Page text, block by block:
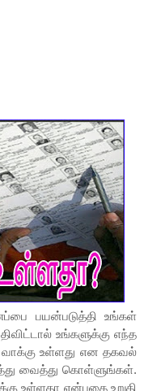
பயன்படுத்தி உங்கள்
உங்களுக்கு எந்த
வாக்கு உள்ளது என தகவல்
வைத்து கொள்ளுங்கள்.
உள்ளதா என்பதை உறுதி